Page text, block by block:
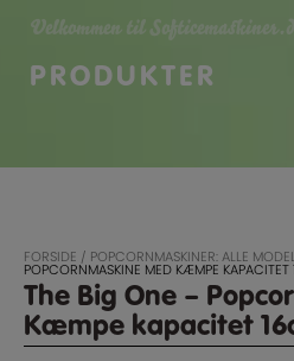
Velkommen til Softicemaskiner.dk
PRODUKTER
FORSIDE / POPCORNMASKINER: ALLE
POPCORNMASKINE MED KÆMPE KAPACITET
The Big One –
Kæmpe kapacitet